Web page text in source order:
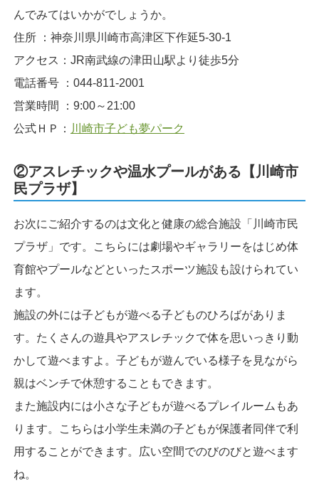
んでみてはいかがでしょうか。
住所 ：神奈川県川崎市高津区下作延5-30-1
アクセス：JR南武線の津田山駅より徒歩5分
電話番号 ：044-811-2001
営業時間 ：9:00～21:00
公式ＨＰ： 川崎市子ども夢パーク
②アスレチックや温水プールがある【川崎市
民プラザ】
お次にご紹介するのは文化と健康の総合施設「川崎市民
プラザ」です。こちらには劇場やギャラリーをはじめ体
育館やプールなどといったスポーツ施設も設けられてい
ます。
施設の外には子どもが遊べる子どものひろばがありま
す。たくさんの遊具やアスレチックで体を思いっきり動
かして遊べますよ。子どもが遊んでいる様子を見ながら
親はベンチで休憩することもできます。
また施設内には小さな子どもが遊べるプレイルームもあ
ります。こちらは小学生未満の子どもが保護者同伴で利
用することができます。広い空間でのびのびと遊べます
ね。